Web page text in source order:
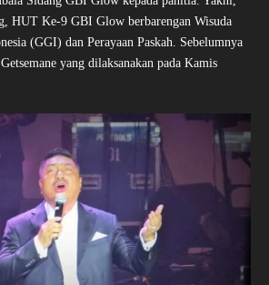
HUT Ke-9 GBI Glow berbarengan Wisuda
(GGI) dan Perayaan Paskah. Sebelumnya
yang dilaksanakan pada Kamis